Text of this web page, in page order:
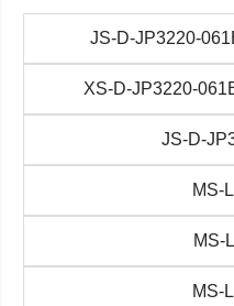
JS-D-JP3220-
XS-D-JP3220-
JS-D-
MS-
MS-
MS-